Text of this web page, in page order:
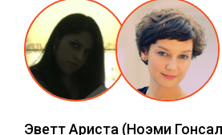
Эветт Ариста (Ноэми